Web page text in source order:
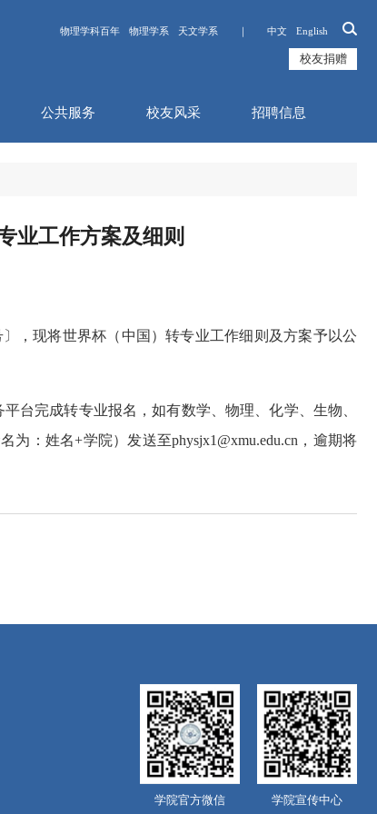
物理学科百年 物理学系 天文学系 ｜ 中文 English
校友捐赠
公共服务 校友风采 招聘信息
业工作方案及细则
，现将世界杯（中国）转专业工作细则及方案予以公
台完成转专业报名，如有数学、物理、化学、生物、
：姓名+学院）发送至physjx1@xmu.edu.cn， 逾期将
学院官方微信
学院宣传中心